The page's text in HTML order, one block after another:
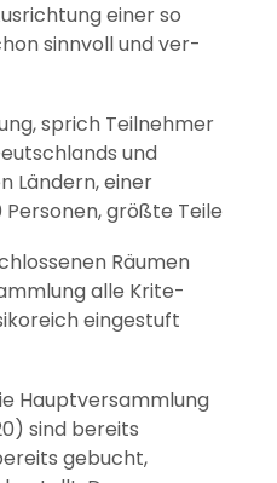
einer so
sinnvoll und ver-
sprich Teilnehmer
und
Ländern, einer
größte Teile
Räumen
alle Krite-
eingestuft
Hauptversammlung
sind bereits
gebucht,